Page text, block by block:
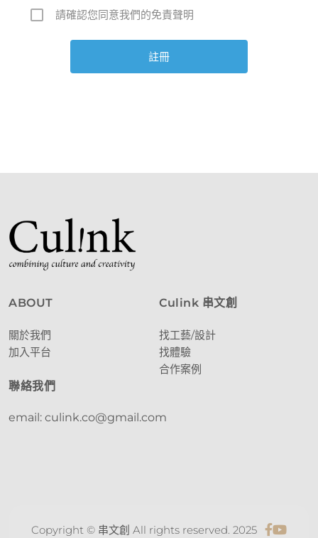
請確認您同意我們的免責聲明
ABOUT
關於我們
加入平台
Culink 串文創
找工藝/設計
找體驗
合作案例
聯絡我們
email: culink.co@gmail.com
Copyright © 串文創 All rights reserved. 2025